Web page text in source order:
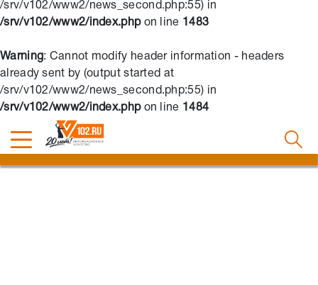
/srv/v102/www2/news_second.php:55) in
/srv/v102/www2/index.phpon line 1483
Warning : Cannot modify header information - headers
already sent by (output started at
/srv/v102/www2/news_second.php:55) in
/srv/v102/www2/index.phpon line 1484